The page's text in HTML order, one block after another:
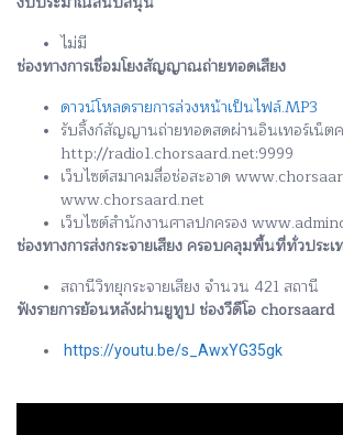
ไม่มี
ช่องทางการเชื่อมโยงสัญญาณถ่ายทอดเสียง
ดาวน์โหลดรายการล่วงหน้าเป็นไฟล์.MP3
รับลิ้งก์สัญญานถ่ายทอดสดผ่านอินเทอร์เน็ตค
http://radio1.chorsaard.net:9999
เว็บไซต์สมาคมสื่อช่อสะอาด
www.chorsaard.net
เว็บไซต์สำนักงานศาลปกครอง
ช่องทางการส่งกระจายเสียง ครอบคลุมพื้นที่ทั่วประเ
สถานีวิทยุกระจายเสียง จำนวน 421 สถานี
ฟังรายการย้อนหลังผ่านยูทูป ช่องวีดีโอ chorsaard
https://youtu.be/s_AwxYG35gk